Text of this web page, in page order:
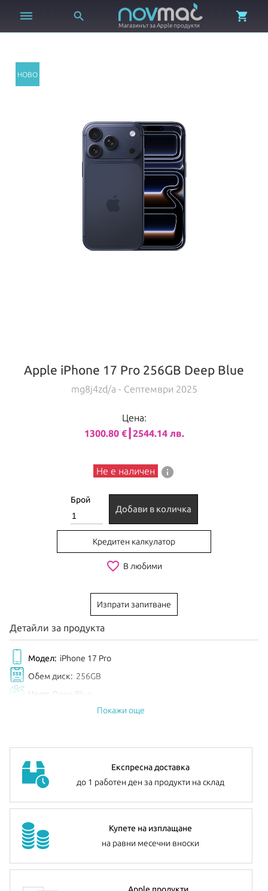
 
Магазинът за Apple продукти

Apple iPhone 17 Pro 256GB Deep Blue
mg8j4zd/a - Септември 2025
Цена:
1300.80 €┃2544.14 лв.
Не е наличен info
Брой
Добави в количка
Кредитен калкулатор
favorite_border В любими
Изпрати запитване
Детайли за продукта
Модел: iPhone 17 Pro
Обем диск: 256GB
Цвят:
Deep Blue
195950627640
Допълнителна информация: можете да намеритетук
Покажи още
Експресна доставка
до 1 работен ден за продукти на склад
Купете на изплащане
на равни месечни вноски
Apple продукти